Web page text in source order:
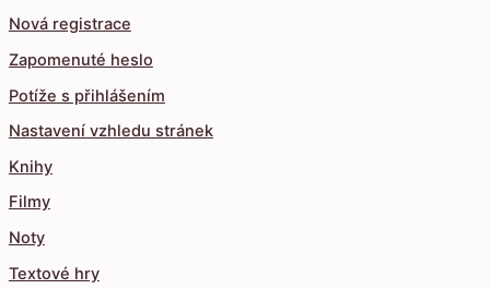
Nová registrace
Zapomenuté heslo
Potíže s přihlášením
Nastavení vzhledu stránek
Knihy
Filmy
Noty
Textové hry